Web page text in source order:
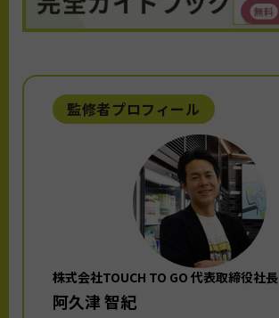
監修者プロフィール
株式会社TOUCH TO GO 代表取締役社長
阿久津 智紀